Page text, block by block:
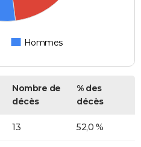
Hommes
Nombre de
décès
% des
décès
13 52,0 %